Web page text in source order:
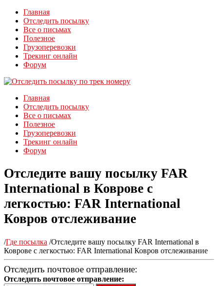
Главная
Отследить посылку
Все о письмах
Полезное
Грузоперевозки
Трекинг онлайн
Форум
Главная
Отследить посылку
Все о письмах
Полезное
Грузоперевозки
Трекинг онлайн
Форум
Отследите вашу посылку FAR
International в Коврове с
легкостью: FAR International
Ковров отслеживание
/Где посылка /Отследите вашу посылку FAR International в
Коврове с легкостью: FAR International Ковров отслеживание
Отследить почтовое отправление:
Отследить почтовое отправление: